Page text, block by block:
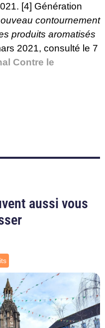
[4] Génération
contournement
produits aromatisés
2021, consulté le 7
Contre le
aussi vous